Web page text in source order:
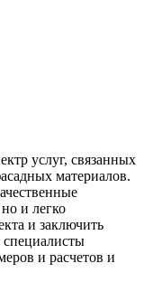
услуг, связанных
материалов.
и легко
и заключить
и расчетов и